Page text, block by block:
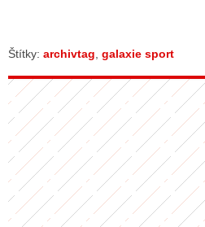
Štítky: archivtag galaxie sport